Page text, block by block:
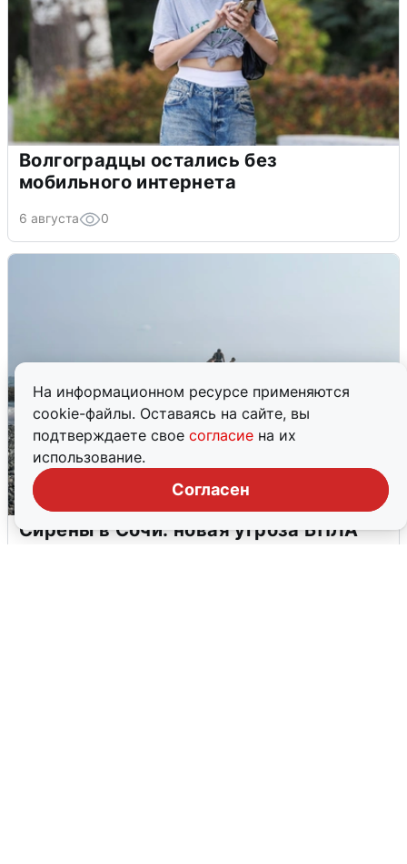
На информационном ресурсе применяются
cookie-файлы. Оставаясь на сайте, вы
подтверждаете свое согласие на их
использование.
Согласен
Волгоградцы остались без
мобильного интернета
6 августа 0
Сирены в Сочи: новая угроза БПЛА